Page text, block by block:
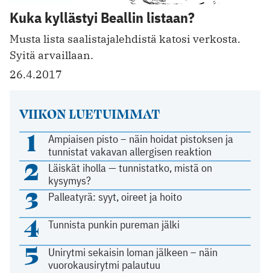
Kuka kyllästyi Beallin listaan?
Musta lista saalistajalehdistä katosi verkosta.
Syitä arvaillaan.
26.4.2017
VIIKON LUETUIMMAT
1
Ampiaisen pisto – näin hoidat pistoksen ja
tunnistat vakavan allergisen reaktion
2
Läiskät iholla — tunnistatko, mistä on
kysymys?
3 Palleatyrä: syyt, oireet ja hoito
4 Tunnista punkin pureman jälki
5
Unirytmi sekaisin loman jälkeen – näin
vuorokausirytmi palautuu